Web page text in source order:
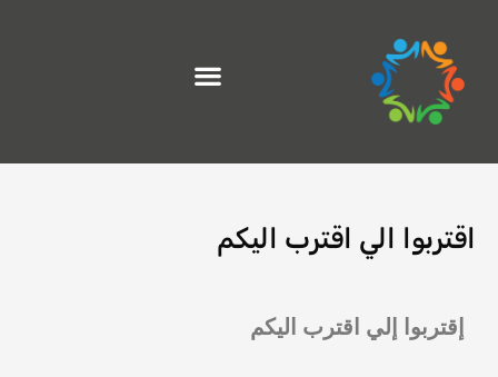
المحتوى
اقتربوا الي اقترب اليكم
إقتربوا إلي اقترب اليكم